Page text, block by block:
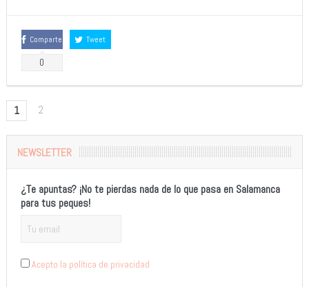
Comparte
0
Tweet
1 2
NEWSLETTER
¿Te apuntas? ¡No te pierdas nada de lo que pasa en Salamanca
para tus peques!
Acepto la política de privacidad